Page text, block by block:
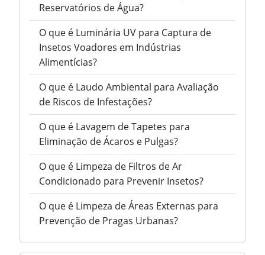
Reservatórios de Água?
O que é Luminária UV para Captura de
Insetos Voadores em Indústrias
Alimentícias?
O que é Laudo Ambiental para Avaliação
de Riscos de Infestações?
O que é Lavagem de Tapetes para
Eliminação de Ácaros e Pulgas?
O que é Limpeza de Filtros de Ar
Condicionado para Prevenir Insetos?
O que é Limpeza de Áreas Externas para
Prevenção de Pragas Urbanas?